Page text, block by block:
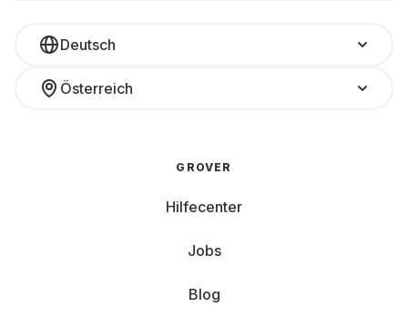
Deutsch
Österreich
GROVER
Hilfecenter
Jobs
Blog